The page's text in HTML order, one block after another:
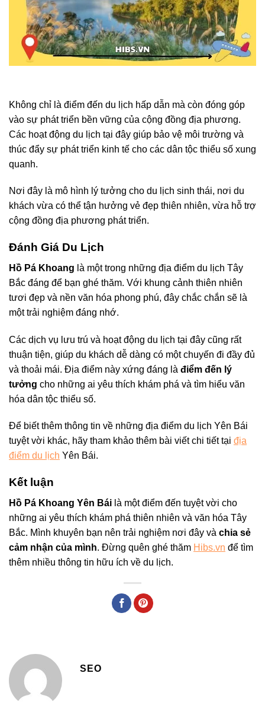
Không chỉ là điểm đến du lịch hấp dẫn mà còn đóng góp
vào sự phát triển bền vững của cộng đồng địa phương.
Các hoạt động du lịch tại đây giúp bảo vệ môi trường và
thúc đẩy sự phát triển kinh tế cho các dân tộc thiểu số xung
quanh.
Nơi đây là mô hình lý tưởng cho du lịch sinh thái, nơi du
khách vừa có thể tận hưởng vẻ đẹp thiên nhiên, vừa hỗ trợ
cộng đồng địa phương phát triển.
Đánh Giá Du Lịch
Hồ Pá Khoang là một trong những địa điểm du lịch Tây
Bắc đáng để bạn ghé thăm. Với khung cảnh thiên nhiên
tươi đẹp và nền văn hóa phong phú, đây chắc chắn sẽ là
một trải nghiệm đáng nhớ.
Các dịch vụ lưu trú và hoạt động du lịch tại đây cũng rất
thuận tiện, giúp du khách dễ dàng có một chuyến đi đầy đủ
và thoải mái. Địa điểm này xứng đáng là điểm đến lý
tưởng cho những ai yêu thích khám phá và tìm hiểu văn
hóa dân tộc thiểu số.
Để biết thêm thông tin về những địa điểm du lịch Yên Bái
tuyệt vời khác, hãy tham khảo thêm bài viết chi tiết tại địa
điểm du lịch Yên Bái.
Kết luận
Hồ Pá Khoang Yên Bái là một điểm đến tuyệt vời cho
những ai yêu thích khám phá thiên nhiên và văn hóa Tây
Bắc. Mình khuyên bạn nên trải nghiệm nơi đây và chia sẻ
cảm nhận của mình. Đừng quên ghé thăm Hibs.vn để tìm
thêm nhiều thông tin hữu ích về du lịch.
SEO